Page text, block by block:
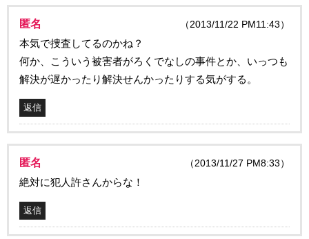
匿名 （2013/11/22 PM11:43）
本気で捜査してるのかね？
何か、こういう被害者がろくでなしの事件とか、いっつも
解決が遅かったり解決せんかったりする気がする。
返信
匿名 （2013/11/27 PM8:33）
絶対に犯人許さんからな！
返信